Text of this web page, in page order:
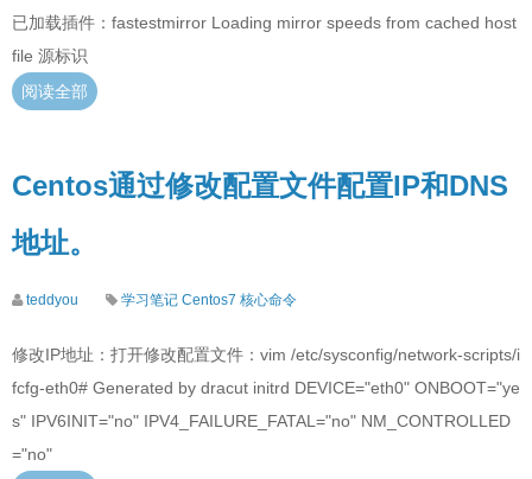
已加载插件：fastestmirror Loading mirror speeds from cached host
file 源标识
阅读全部
Centos通过修改配置文件配置IP和DNS
地址。
teddyou 学习笔记 Centos7 核心命令
修改IP地址：打开修改配置文件：vim /etc/sysconfig/network-scripts/i
fcfg-eth0# Generated by dracut initrd DEVICE="eth0" ONBOOT="ye
s" IPV6INIT="no" IPV4_FAILURE_FATAL="no" NM_CONTROLLED
="no"